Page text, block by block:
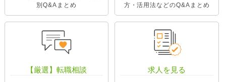
別Q&Aまとめ
方・活用法などのQ&Aまとめ
【厳選】転職相談 求人を見る